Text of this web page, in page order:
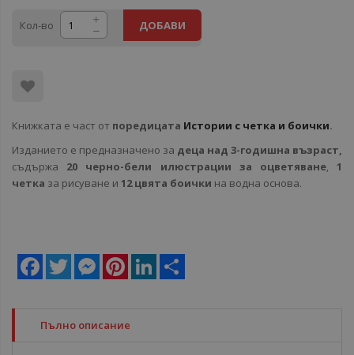
Кол-во ДОБАВИ
Книжката е част от поредицата Истории с четка и боички.
Изданието е предназначено за деца над 3-годишна възраст,
съдържа 20 черно-бели илюстрации за оцветяване,1
четка за рисуване и 12 цвята боички на водна основа.
Facebook
Twitter MessengerPinterestLinkedIn
Пълно описание